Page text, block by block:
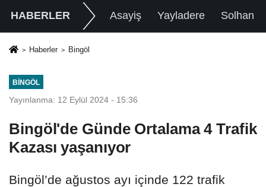
HABERLER Asayiş Yayladere Solhan
Haberler Bingöl
BINGÖL
Yayınlanma: 12 Eylül 2024 - 15:36
Bingöl'de Günde Ortalama 4 Trafik
Kazası yaşanıyor
Bingöl’de ağustos ayı içinde 122 trafik